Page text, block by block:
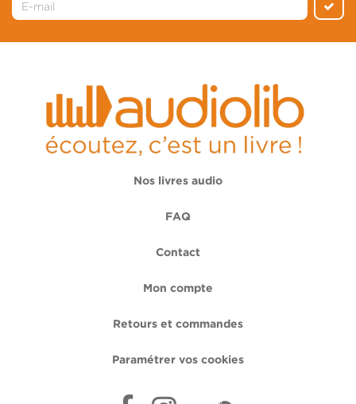
Nos livres audio
FAQ
Contact
Mon compte
Retours et commandes
Paramétrer vos cookies